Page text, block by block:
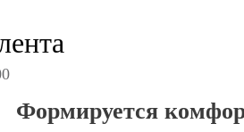
Формируется